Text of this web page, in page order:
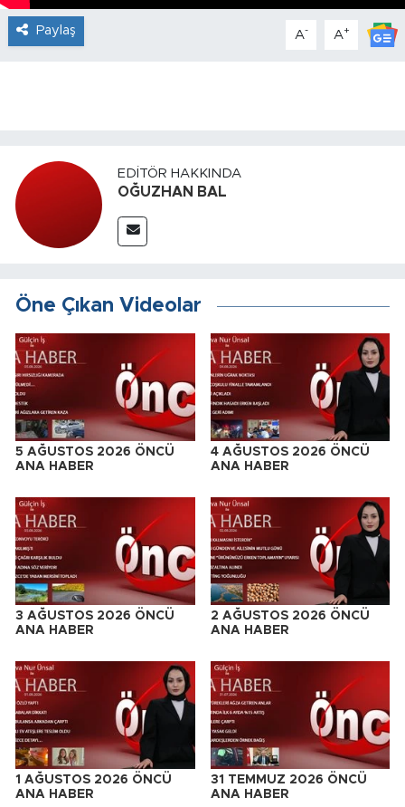
Paylaş A- A+
EDITÖR HAKKINDA
OĞUZHAN BAL
Öne Çıkan Videolar
5 AĞUSTOS 2026 ÖNCÜ
ANA HABER
4 AĞUSTOS 2026 ÖNCÜ
ANA HABER
3 AĞUSTOS 2026 ÖNCÜ
ANA HABER
2 AĞUSTOS 2026 ÖNCÜ
ANA HABER
1 AĞUSTOS 2026 ÖNCÜ
ANA HABER
31 TEMMUZ 2026 ÖNCÜ
ANA HABER